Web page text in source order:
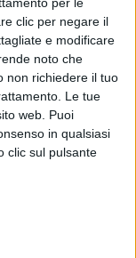
clic per negare il
e modificare
noto che
non richiedere il tuo
Le tue
web. Puoi
in qualsiasi
clic sul pulsante
.